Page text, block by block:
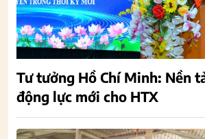
Tư tưởng Hồ Chí Minh: Nền
động lực mới cho HTX